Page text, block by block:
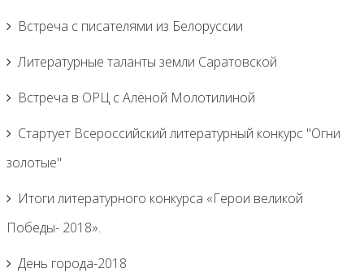
Встреча с писателями из Белоруссии
Литературные таланты земли Саратовской
Встреча в ОРЦ с Алёной Молотилиной
Cтартует Всероссийский литературный конкурс "Огни
золотые"
Итоги литературного конкурса «Герои великой
Победы- 2018».
День города-2018